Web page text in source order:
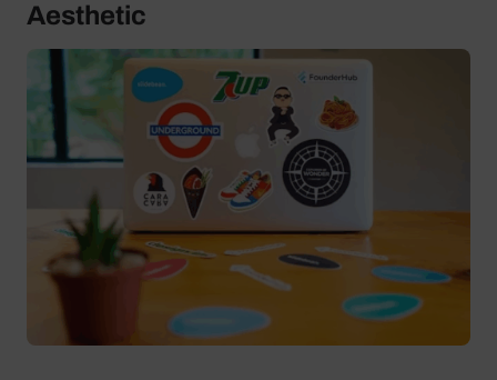
Aesthetic